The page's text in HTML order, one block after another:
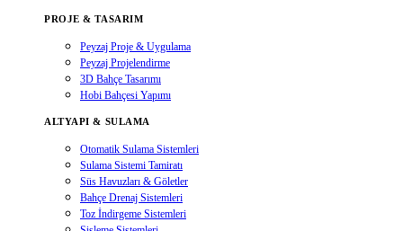
PROJE & TASARIM
Peyzaj Proje & Uygulama
Peyzaj Projelendirme
3D Bahçe Tasarımı
Hobi Bahçesi Yapımı
ALTYAPI & SULAMA
Otomatik Sulama Sistemleri
Sulama Sistemi Tamiratı
Süs Havuzları & Göletler
Bahçe Drenaj Sistemleri
Toz İndirgeme Sistemleri